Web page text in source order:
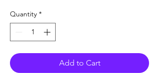
Quantity *
Add to Cart